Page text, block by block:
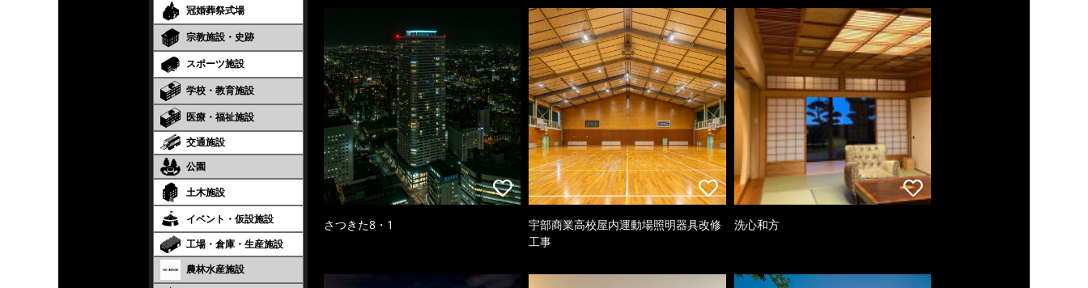
冠婚葬祭式場
宗教施設・史跡
スポーツ施設
学校・教育施設
医療・福祉施設
交通施設
公園
土木施設
イベント・仮設施設
工場・倉庫・生産施設
農林水産施設
さつきた8・1
宇部商業高校屋内運動場照明器具改修
工事
洗心和方